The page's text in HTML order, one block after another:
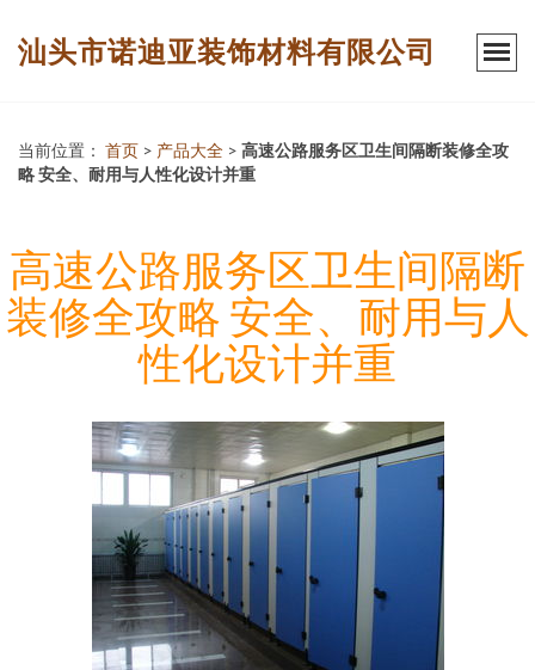
汕头市诺迪亚装饰材料有限公司
当前位置： 首页 > 产品大全 > 高速公路服务区卫生间隔断装修全攻
略 安全、耐用与人性化设计并重
高速公路服务区卫生间隔断
装修全攻略 安全、耐用与人
性化设计并重